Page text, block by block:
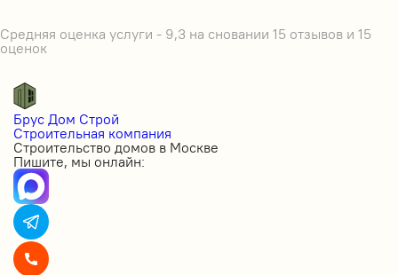
Средняя оценка услуги - 9,3 на сновании 15 отзывов и 15
оценок
Брус Дом Строй
Строительная компания
Строительство домов в Москве
Пишите, мы онлайн: